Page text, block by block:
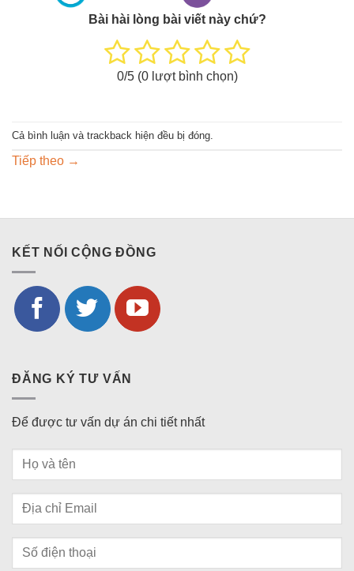
Bài hài lòng bài viết này chứ?
0/5 (0lượt bình chọn)
Cả bình luận và trackback hiện đều bị đóng.
Tiếp theo →
KẾT NỐI CỘNG ĐỒNG
ĐĂNG KÝ TƯ VẤN
Để được tư vấn dự án chi tiết nhất